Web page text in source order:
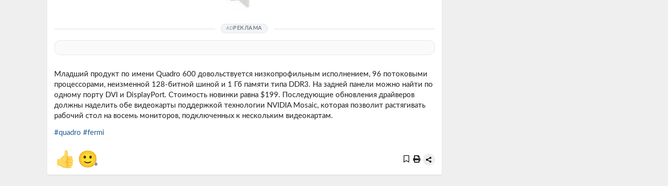
РЕКЛАМА
Младший продукт по имени Quadro 600 довольствуется низкопрофильным исполнением, 96 потоковыми
процессорами, неизменной 128-битной шиной и 1 Гб памяти типа DDR3. На задней панели можно найти по
одному порту DVI и DisplayPort. Стоимость новинки равна $199. Последующие обновления драйверов
должны наделить обе видеокарты поддержкой технологии NVIDIA Mosaic, которая позволит растягивать
рабочий стол на восемь мониторов, подключенных к нескольким видеокартам.
#quadro #fermi
👍 🙂
+